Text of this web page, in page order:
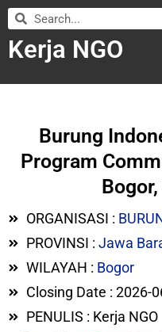
Kerja NGO
Burung
Program
ORGANISASI :
PROVINSI : Jawa
WILAYAH : Bogor
Closing Date : 2026-
PENULIS : Kerja NGO